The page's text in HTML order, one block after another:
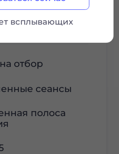
сейчас
отбор
сеансы
полоса
всплывающих